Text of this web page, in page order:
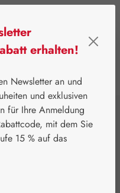
Embamed®
erhalten!
Newsletter an und
und exklusiven
für Ihre Anmeldung
mit dem Sie
15 % auf das